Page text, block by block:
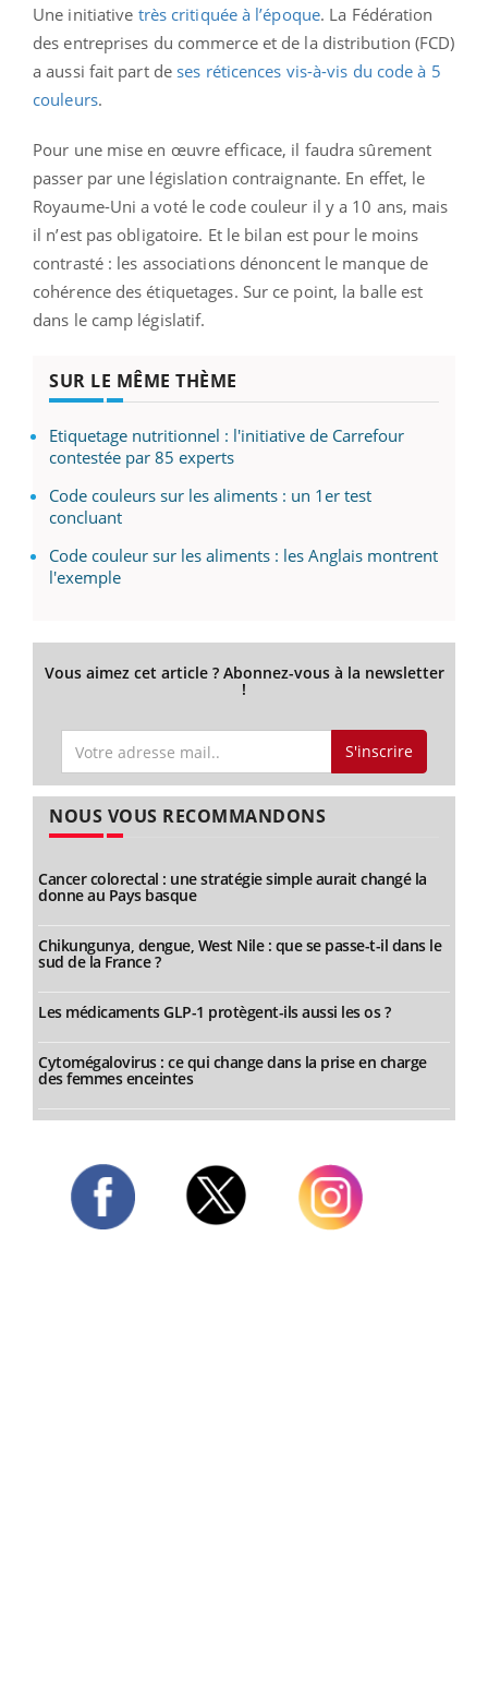
Une initiative très critiquée à l’époque. La Fédération
des entreprises du commerce et de la distribution (FCD)
a aussi fait part de ses réticences vis-à-vis du code à 5
couleurs.
Pour une mise en œuvre efficace, il faudra sûrement
passer par une législation contraignante. En effet, le
Royaume-Uni a voté le code couleur il y a 10 ans, mais
il n’est pas obligatoire. Et le bilan est pour le moins
contrasté : les associations dénoncent le manque de
cohérence des étiquetages. Sur ce point, la balle est
dans le camp législatif.
SUR LE MÊME THÈME
Etiquetage nutritionnel : l'initiative de Carrefour
contestée par 85 experts
Code couleurs sur les aliments : un 1er test
concluant
Code couleur sur les aliments : les Anglais montrent
l'exemple
Vous aimez cet article ? Abonnez-vous à la newsletter
!
S'inscrire
NOUS VOUS RECOMMANDONS
Cancer colorectal : une stratégie simple aurait changé la
donne au Pays basque
Chikungunya, dengue, West Nile : que se passe-t-il dans le
sud de la France ?
Les médicaments GLP-1 protègent-ils aussi les os ?
Cytomégalovirus : ce qui change dans la prise en charge
des femmes enceintes